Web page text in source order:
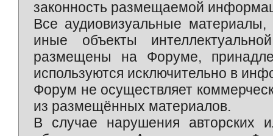
законность размещаемой
Все аудиовизуальные
иные объекты
размещены на Форуме,
используются исключительно в
Форум не осуществляет
из размещённых материалов.
В случае нарушения авторских